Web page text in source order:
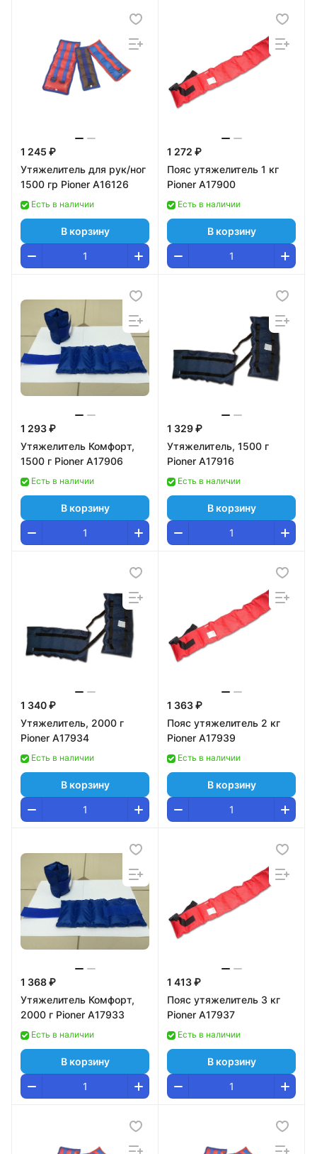
1 245 ₽
Утяжелитель для рук/ног
1500 гр Pioner A16126
Есть в наличии
В корзину
1 272 ₽
Пояс утяжелитель 1 кг
Pioner A17900
Есть в наличии
В корзину
1 293 ₽
Утяжелитель Комфорт,
1500 г Pioner A17906
Есть в наличии
В корзину
1 329 ₽
Утяжелитель, 1500 г
Pioner A17916
Есть в наличии
В корзину
1 340 ₽
Утяжелитель, 2000 г
Pioner A17934
Есть в наличии
В корзину
1 363 ₽
Пояс утяжелитель 2 кг
Pioner A17939
Есть в наличии
В корзину
1 368 ₽
Утяжелитель Комфорт,
2000 г Pioner A17933
Есть в наличии
В корзину
1 413 ₽
Пояс утяжелитель 3 кг
Pioner A17937
Есть в наличии
В корзину